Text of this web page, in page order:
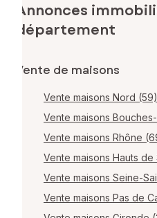
Annonces
département
Vente de maisons
Vente maisons Nord (59)
Vente maisons
Vente maisons Rhône
Vente maisons Hauts de
Vente maisons Seine-
Vente maisons Pas de